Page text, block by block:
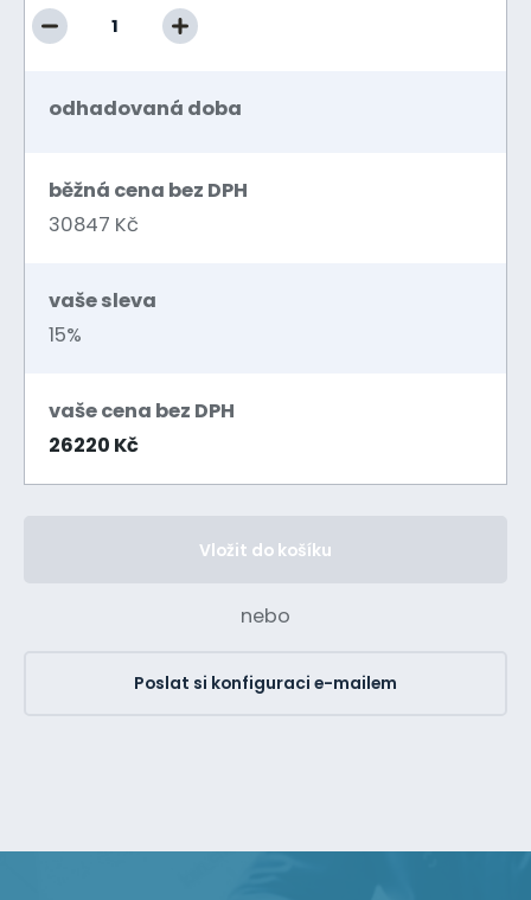
odhadovaná doba
běžná cena bez DPH
30847 Kč
vaše sleva
15%
vaše cena bez DPH
26220 Kč
Vložit do košíku
nebo
Poslat si konfiguraci e-mailem